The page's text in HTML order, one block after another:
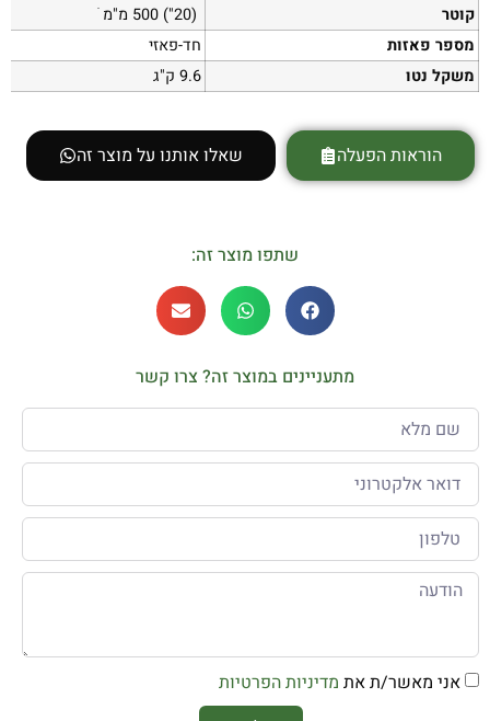
קוטר
(20") 500 מ"מ ׂ
מספר פאזות
חד-פאזי
משקל נטו
9.6 ק"ג
הוראות הפעלה שאלו אותנו על מוצר זה
שתפו מוצר זה:
מתעניינים במוצר זה? צרו קשר
אני מאשר/ת את מדיניות הפרטיות